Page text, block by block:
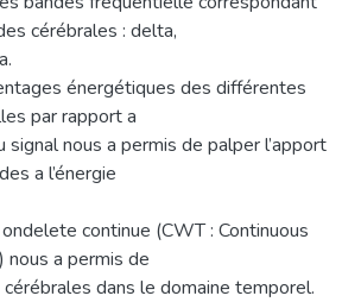
cérébrales : delta,
énergétiques des différentes
par rapport a
signal nous a permis de palper l’apport
a l’énergie
continue (CWT : Continuous
a permis de
dans le domaine temporel.